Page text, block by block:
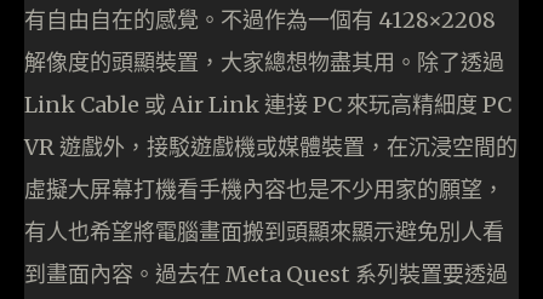
有自由自在的感覺。不過作為一個有 4128×2208
解像度的頭顯裝置，大家總想物盡其用。除了透過
Link Cable 或 Air Link 連接 PC 來玩高精細度 PC
VR 遊戲外，接駁遊戲機或媒體裝置，在沉浸空間的
虛擬大屏幕打機看手機內容也是不少用家的願望，
有人也希望將電腦畫面搬到頭顯來顯示避免別人看
到畫面內容。過去在 Meta Quest 系列裝置要透過